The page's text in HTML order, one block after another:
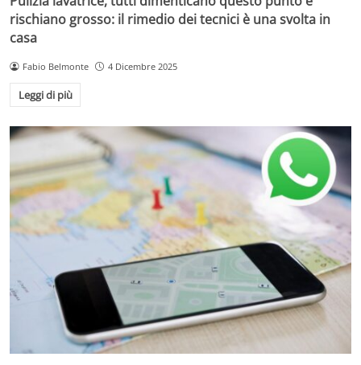
rischiano grosso: il rimedio dei tecnici è una svolta in
casa
Fabio Belmonte 4 Dicembre 2025
Leggi di più